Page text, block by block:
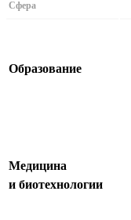
Сфера
Образование
Медицина
и биотехнологии